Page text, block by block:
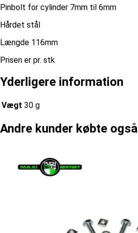
Pinbolt for cylinder 7mm til 6mm
Hårdet stål
Længde 116mm
Prisen er pr. stk
Yderligere information
Vægt 30 g
Andre kunder købte også